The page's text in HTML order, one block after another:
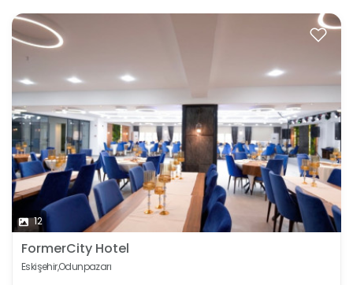
12
FormerCity Hotel
Eskişehir,Odunpazarı